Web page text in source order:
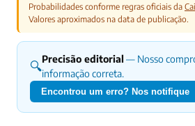
Probabilidades conforme regras oficiais da
Valores aproximados na data de publicação.
🔍Precisão editorial — Nosso
informação correta.
Encontrou um erro? Nos notifique